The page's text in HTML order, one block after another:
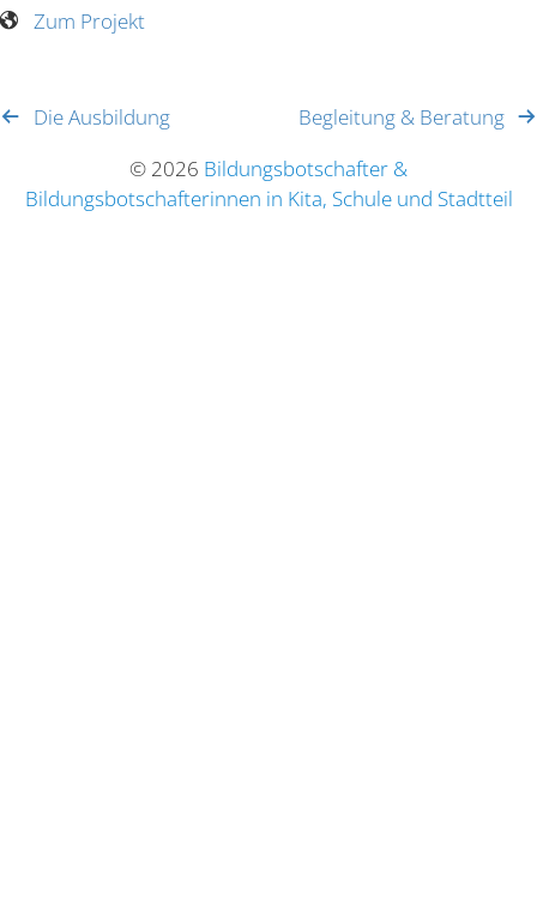
Zum Projekt
Die Ausbildung
Begleitung & Beratung
© 2026 Bildungsbotschafter &
Bildungsbotschafterinnen in Kita, Schule und Stadtteil